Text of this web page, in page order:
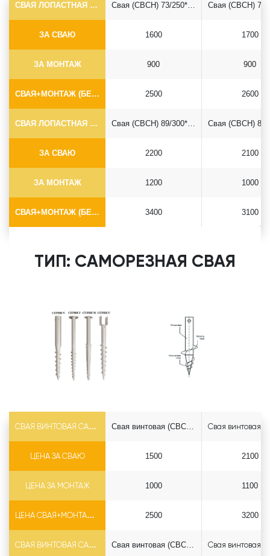
СВАЯ ЛОПАСТНАЯ Ф73*5.5
ЗА СВАЮ
ЗА МОНТАЖ
СВАЯ+МОНТАЖ (БЕЗ ОГОЛОВКА)
Свая (СВСН) 73/250*2500
1600
900
2500
1700
900
2600
СВАЯ ЛОПАСТНАЯ Ф89*6.5
ЗА СВАЮ
ЗА МОНТАЖ
СВАЯ+МОНТАЖ (БЕЗ ОГОЛОВКА)
Свая (СВСН) 89/300*2500
2200
1200
3400
2100
1000
3100
ТИП: САМОРЕЗНАЯ СВАЯ
СВАЯ ВИНТОВАЯ САМОРЕЗ Ф73*5.5
ЦЕНА ЗА СВАЮ
ЦЕНА ЗА МОНТАЖ
ЦЕНА СВАЯ+МОНТАЖ (БЕЗ ОГОЛОВКА)
Свая винтовая (СВСН) 73*2500 саморез
1500
1000
2500
2100
1100
3200
СВАЯ ВИНТОВАЯ САМОРЕЗ Ф89*6.5 Свая винтовая (СВСН) 89*2500 саморез